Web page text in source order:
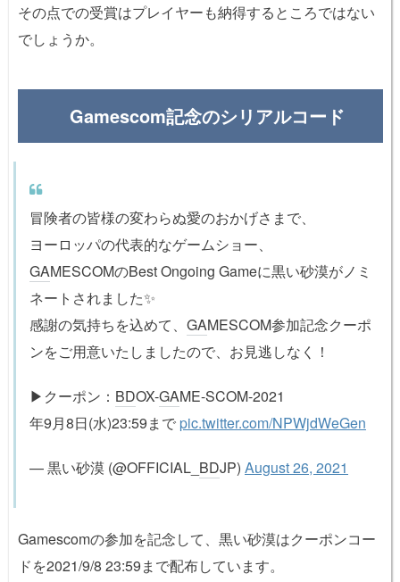
その点での受賞はプレイヤーも納得するところではない
でしょうか。
Gamescom記念のシリアルコード
冒険者の皆様の変わらぬ愛のおかげさまで、
ヨーロッパの代表的なゲームショー、
GAMESCOMのBest Ongoing Gameに黒い砂漠がノミ
ネートされました✨
感謝の気持ちを込めて、 GAMESCOM参加記念クーポ
ンをご用意いたしましたので、お見逃しなく！
▶クーポン： BDOX-GAME-SCOM-2021
年9月8日(水)23:59まで pic.twitter.com/NPWjdWeGen
— 黒い砂漠 (@OFFICIAL_ BDJP) August 26, 2021
Gamescomの参加を記念して、黒い砂漠はクーポンコー
ドを2021/9/8 23:59まで配布しています。